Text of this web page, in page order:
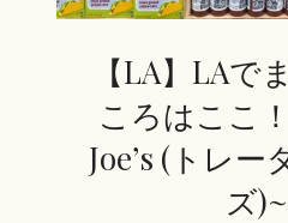
【LA】LAで
ころはここ
Joe’s (トレー
ズ)~